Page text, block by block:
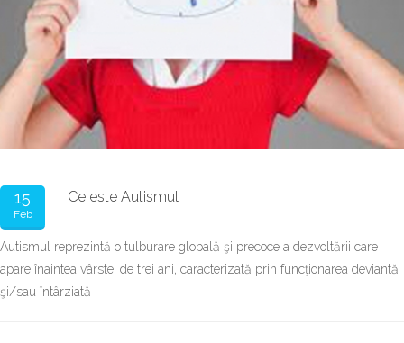
15
Feb
Ce este Autismul
Autismul reprezintă o tulburare globală şi precoce a dezvoltării care
apare înaintea vârstei de trei ani, caracterizată prin funcţionarea deviantă
şi/sau întârziată